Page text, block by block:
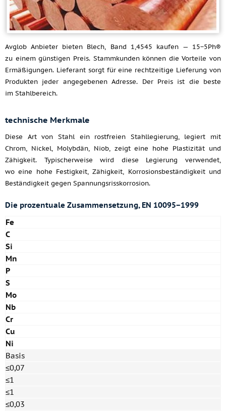
Avglob Anbieter bieten Blech, Band 1,4545 kaufen — 15−5Ph®
zu einem günstigen Preis. Stammkunden können die Vorteile von
Ermäßigungen. Lieferant sorgt für eine rechtzeitige Lieferung von
Produkten jeder angegebenen Adresse. Der Preis ist die beste
im Stahlbereich.
technische Merkmale
Diese Art von Stahl ein rostfreien Stahllegierung, legiert mit
Chrom, Nickel, Molybdän, Niob, zeigt eine hohe Plastizität und
Zähigkeit. Typischerweise wird diese Legierung verwendet,
wo eine hohe Festigkeit, Zähigkeit, Korrosionsbeständigkeit und
Beständigkeit gegen Spannungsrisskorrosion.
Die prozentuale Zusammensetzung, EN 10095−1999
Fe
C
Si
Mn
P
S
Mo
Nb
Cr
Cu
Ni
Basis
≤0,07
≤1
≤1
≤0,03